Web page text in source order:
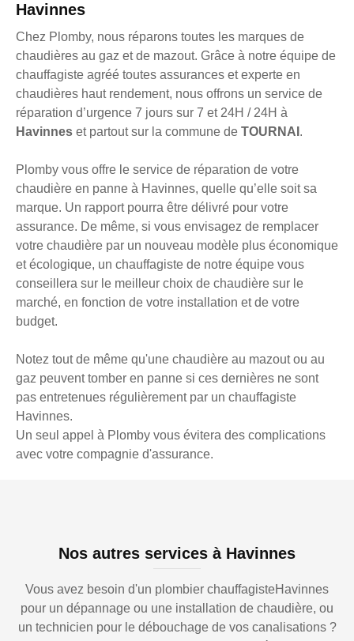
Havinnes
Chez Plomby, nous réparons toutes les marques de
chaudières au gaz et de mazout. Grâce à notre équipe de
chauffagiste agréé toutes assurances et experte en
chaudières haut rendement, nous offrons un service de
réparation d’urgence 7 jours sur 7 et 24H / 24H à
Havinnes et partout sur la commune de TOURNAI .
Plomby vous offre le service de réparation de votre
chaudière en panne à Havinnes, quelle qu’elle soit sa
marque. Un rapport pourra être délivré pour votre
assurance. De même, si vous envisagez de remplacer
votre chaudière par un nouveau modèle plus économique
et écologique, un chauffagiste de notre équipe vous
conseillera sur le meilleur choix de chaudière sur le
marché, en fonction de votre installation et de votre
budget.
Notez tout de même qu'une chaudière au mazout ou au
gaz peuvent tomber en panne si ces dernières ne sont
pas entretenues régulièrement par un chauffagiste
Havinnes.
Un seul appel à Plomby vous évitera des complications
avec votre compagnie d'assurance.
Nos autres services à Havinnes
Vous avez besoin d'un plombier chauffagisteHavinnes
pour un dépannage ou une installation de chaudière, ou
un technicien pour le débouchage de vos canalisations ?